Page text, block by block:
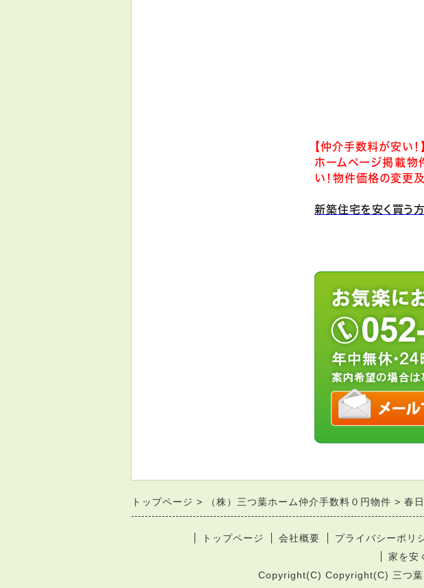
【仲介手数料が安い！】
ホームページ掲載物
い！物件価格の変更
新築住宅を安く買う
トップページ （株）三つ葉ホーム仲介手数料０円物件 春
トップページ 会社概要 プライバシーポリ
家を安
Copyright(C) Copyright(C) 三つ